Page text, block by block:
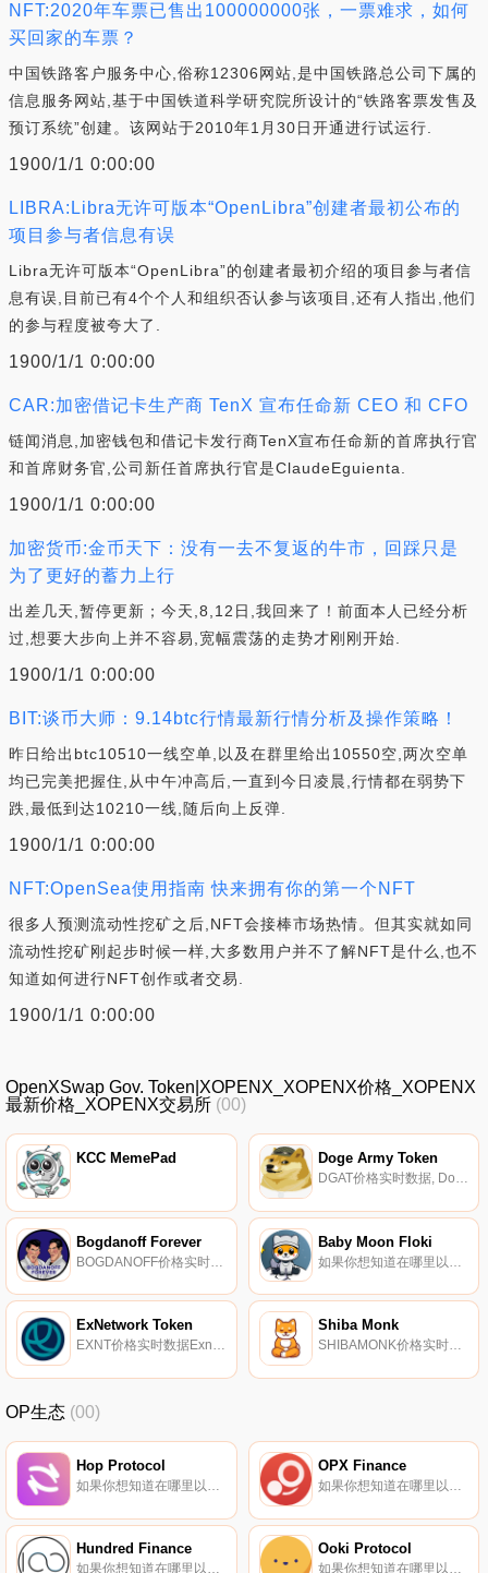
NFT:2020年车票已售出100000000张，一票难求，如何
买回家的车票？
中国铁路客户服务中心,俗称12306网站,是中国铁路总公司下属的
信息服务网站,基于中国铁道科学研究院所设计的“铁路客票发售及
预订系统”创建。该网站于2010年1月30日开通进行试运行.
1900/1/1 0:00:00
LIBRA:Libra无许可版本“OpenLibra”创建者最初公布的
项目参与者信息有误
Libra无许可版本“OpenLibra”的创建者最初介绍的项目参与者信
息有误,目前已有4个个人和组织否认参与该项目,还有人指出,他们
的参与程度被夸大了.
1900/1/1 0:00:00
CAR:加密借记卡生产商 TenX 宣布任命新 CEO 和 CFO
链闻消息,加密钱包和借记卡发行商TenX宣布任命新的首席执行官
和首席财务官,公司新任首席执行官是ClaudeEguienta.
1900/1/1 0:00:00
加密货币:金币天下：没有一去不复返的牛市，回踩只是
为了更好的蓄力上行
出差几天,暂停更新；今天,8,12日,我回来了！前面本人已经分析
过,想要大步向上并不容易,宽幅震荡的走势才刚刚开始.
1900/1/1 0:00:00
BIT:谈币大师：9.14btc行情最新行情分析及操作策略！
昨日给出btc10510一线空单,以及在群里给出10550空,两次空单
均已完美把握住,从中午冲高后,一直到今日凌晨,行情都在弱势下
跌,最低到达10210一线,随后向上反弹.
1900/1/1 0:00:00
NFT:OpenSea使用指南 快来拥有你的第一个NFT
很多人预测流动性挖矿之后,NFT会接棒市场热情。但其实就如同
流动性挖矿刚起步时候一样,大多数用户并不了解NFT是什么,也不
知道如何进行NFT创作或者交易.
1900/1/1 0:00:00
OpenXSwap Gov. Token|XOPENX_XOPENX价格_XOPENX
最新价格_XOPENX交易所 (00)
KCC MemePad Doge Army Token
DGAT价格实时数据, Doge Army Token（DGAT）是doge粉丝的独特社区代币。我们是由多格球迷建立的,为多格球迷而建,我们的目标是创建一个社区,让每个多格球迷都能聚在一起。我们将通过每周的赠品活动和重新分配来不断奖励我们的社区.
Bogdanoff Forever
BOGDANOFF价格实时数据, 欢迎使用Bogdanoff Forever代币。这是一个伟大的社区象征,致力于改善人们的生活,就像博格丹诺夫双胞胎一样。基于BSC,每次交易,持有者可以获得9%的ETH奖励,另外3%将进入营销钱包,以最大限度地提高增长和稳定性。2%被永远燃烧,增加了价值.
Baby Moon Floki
ExNetwork Token
EXNT价格实时数据Exnetwork代币被描述为Exnetwork社区的社会金融代币。它允许进入一级投资集团,还挖掘EXNG——社区的治理象征。其他公用事业包括提供保证金和小费.
Shiba Monk
SHIBAMONK价格实时数据SHIBA MONK是一种100%由社区推动的通货紧缩代币。
OP生态 (00)
Hop Protocol OPX Finance
Hundred Finance
如果你想知道在哪里以当前价格购买Hundred Finance,目前交易{Hundred Finance]股票的顶级加密货币交易所是MEXC、SpookySwap、Beethoven X（Fantom）、SpiritSwap和Solidly。您可以在我们的加密货币交易所页面上找到其他列表.
Ooki Protocol
如果你想知道在哪里以当前价格购买Ooki Protocol,目前交易{Ooki Protocol]股票的顶级加密货币交易所是Binance、Bitrue、Hotcoin Global、BingX和TapOOKIt。您可以在我们的加密货币交易所页面上找到其他列表.